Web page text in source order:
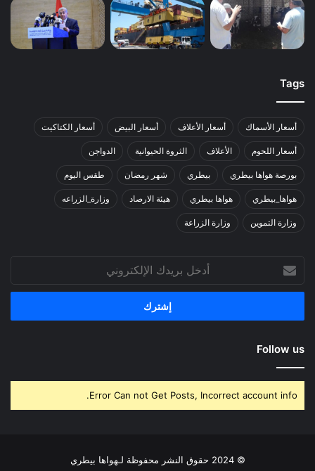
Tags
أسعار الأسماك أسعار الأعلاف أسعار البيض أسعار الكتاكيت
أسعار اللحوم الأعلاف الثروة الحيوانية الدواجن
بورصة هواها بيطري بيطري شهر رمضان طقس اليوم
هواها_بيطري هواها بيطري هيئة الارصاد وزارة_الزراعه
وزارة التموين وزارة الزراعة
بريدك
الإلكتروني
Follow us
Error Can not Get Posts, Incorrect account info.
© 2024 حقوق النشر محفوظة لـهواها بيطري